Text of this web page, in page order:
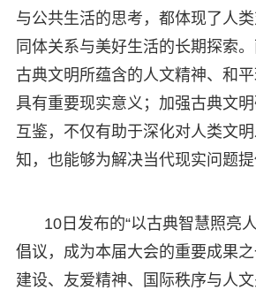
与公共生活的思考，都体现了人
同体关系与美好生活的长期探索。
古典文明所蕴含的人文精神、和
具有重要现实意义；加强古典文
互鉴，不仅有助于深化对人类文
知，也能够为解决当代现实问题提
10日发布的“以古典智慧照亮
倡议，成为本届大会的重要成果
建设、友爱精神、国际秩序与人